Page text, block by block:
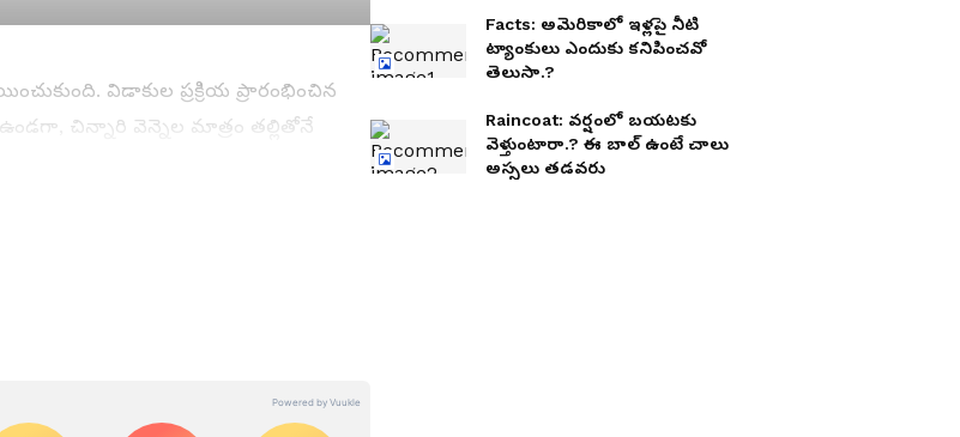
విడాకుల ప్రక్రియ ప్రారంభించిన
ఉండగా, చిన్నారి వెన్నెల మాత్రం తల్లితోనే
వెళ్తుంటారా.? ఈ బాల్ ఉంటే చాలు
Facts: అమెరికాలో ఇళ్ల‌పై నీటి
ట్యాంకులు ఎందుకు క‌నిపించ‌వో
తెలుసా.?
Raincoat: వర్షంలో బయటకు
వెళ్తుంటారా.? ఈ బాల్ ఉంటే చాలు
అస్స‌లు త‌డ‌వ‌రు